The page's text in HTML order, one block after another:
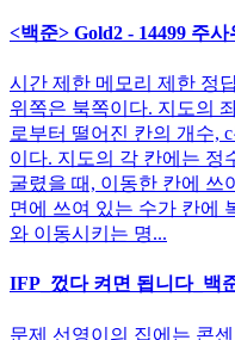
<백준> Gold2 - 14499 주사
시간 제한 메모리 제한 정
위쪽은 북쪽이다. 지도의
로부터 떨어진 칸의 개수,
이다. 지도의 각 칸에는 정
굴렸을 때, 이동한 칸에 쓰
면에 쓰여 있는 수가 칸에
와 이동시키는 명...
IFP_껐다 켜면 됩니다_백
문제 선영이의 집에는 콘